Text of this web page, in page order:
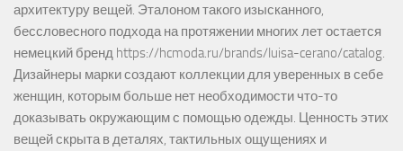
архитектуру вещей. Эталоном такого изысканного,
бессловесного подхода на протяжении многих лет остается
немецкий бренд https://hcmoda.ru/brands/luisa-cerano/catalog.
Дизайнеры марки создают коллекции для уверенных в себе
женщин, которым больше нет необходимости что-то
доказывать окружающим с помощью одежды. Ценность этих
вещей скрыта в деталях, тактильных ощущениях и